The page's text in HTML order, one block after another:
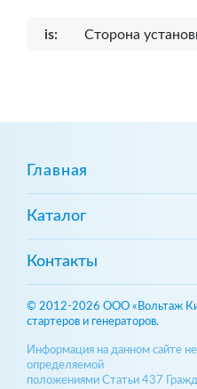
is: Сторона
Главная
Каталог
Контакты
© 2012-2026 ООО «Вольтаж
стартеров и генераторов.
Информация на данном сайте
определяемой
положениями Статьи 437